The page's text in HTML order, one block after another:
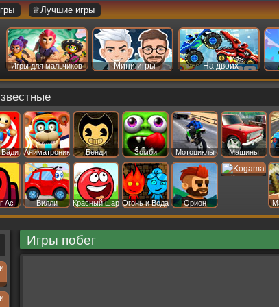
♕Лучшие игры
Игры для мальчиков Мини игры На двоих
Бади Аниматроник Бенди Зомби Мотоциклы Машины
Ас Вилли Красный шар Огонь и Вода Орион
Когама
Игры побег